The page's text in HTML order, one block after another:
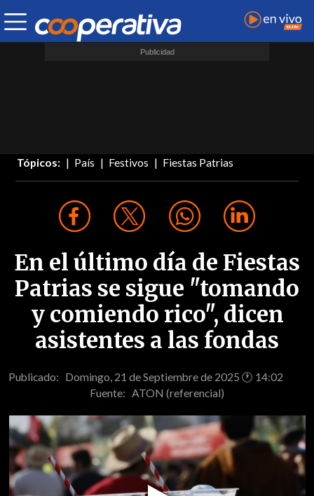
Tópicos: País Festivos Fiestas Patrias
En el último día de Fiestas
Patrias se sigue "tomando
y comiendo rico", dicen
asistentes a las fondas
Publicado: Domingo, 21 de Septiembre de 2025 🕐 14:02
Fuente: ATON (referencial)